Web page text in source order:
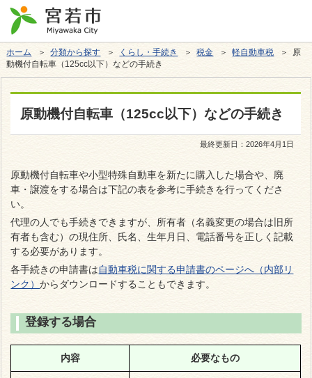
ホーム ＞分類から探す ＞ くらし・手続き ＞税金 ＞軽自動車税 ＞ 原
動機付自転車（125cc以下）などの手続き
原動機付自転車（125cc以下）などの手続き
最終更新日：2026年4月1日
原動機付自転車や小型特殊自動車を新たに購入した場合や、廃
車・譲渡をする場合は下記の表を参考に手続きを行ってくださ
い。
代理の人でも手続きできますが、所有者（名義変更の場合は旧所
有者も含む）の現住所、氏名、生年月日、電話番号を正しく記載
する必要があります。
各手続きの申請書は自動車税に関する申請書のページへ（内部リ
ンク）からダウンロードすることもできます。
登録する場合
内容 必要なもの